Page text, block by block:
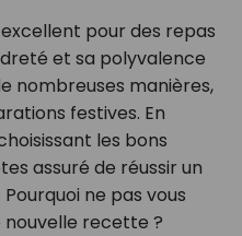
pour des repas
et sa polyvalence
nombreuses manières,
festives. En
les bons
assuré de réussir un
ne pas vous
nouvelle recette ?